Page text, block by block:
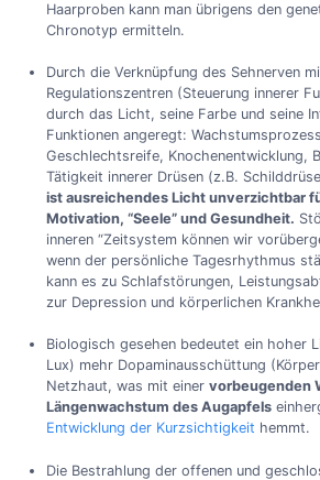
Haarproben kann man übrigens den
Chronotyp ermitteln.
Durch die Verknüpfung des Sehnerven
Regulationszentren (Steuerung innerer
durch das Licht, seine Farbe und seine
Funktionen angeregt:
Geschlechtsreife, Knochenentwicklung,
Tätigkeit innerer Drüsen (z.B.
ist ausreichendes Licht unverzichtbar
Motivation, “Seele” und Gesundheit.
inneren “Zeitsystem können wir
wenn der persönliche Tagesrhythmus
kann es zu Schlafstörungen,
zur Depression und körperlichen
Biologisch gesehen bedeutet ein hoher
Lux) mehr Dopaminausschüttung
Netzhaut, was mit einer vorbeugenden
Längenwachstum des Augapfels
Entwicklung der Kurzsichtigkeit hemmt.
Die Bestrahlung der offenen und